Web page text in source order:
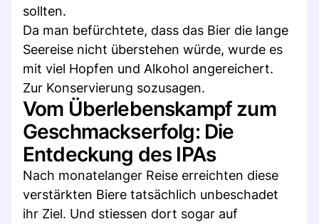
sollten.
Da man befürchtete, dass das Bier die lange
Seereise nicht überstehen würde, wurde es
mit viel Hopfen und Alkohol angereichert.
Zur Konservierung sozusagen.
Vom Überlebenskampf zum
Geschmackserfolg: Die
Entdeckung des IPAs
Nach monatelanger Reise erreichten diese
verstärkten Biere tatsächlich unbeschadet
ihr Ziel. Und stiessen dort sogar auf